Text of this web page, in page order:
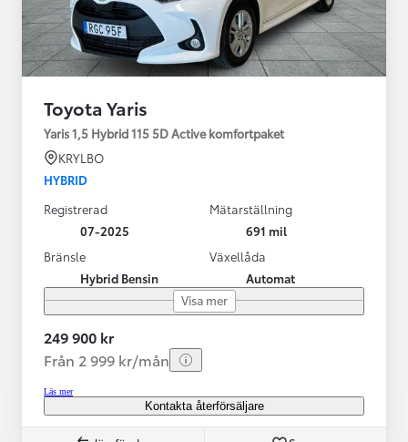
Toyota Yaris
Yaris 1,5 Hybrid 115 5D Active komfortpaket
KRYLBO
HYBRID
Registrerad
07-2025
Mätarställning
691 mil
Bränsle
Hybrid Bensin
Växellåda
Automat
Visa mer
249 900 kr
Från 2 999 kr/mån
Läs mer
Kontakta återförsäljare